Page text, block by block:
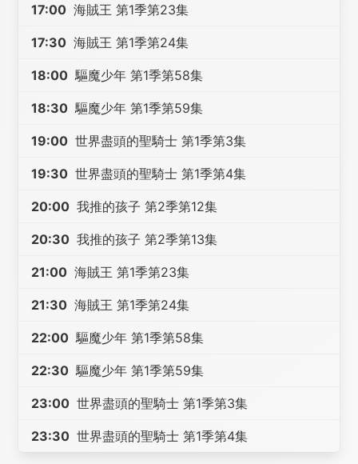
17:00 海賊王 第1季第23集
17:30 海賊王 第1季第24集
18:00 驅魔少年 第1季第58集
18:30 驅魔少年 第1季第59集
19:00 世界盡頭的聖騎士 第1季第3集
19:30 世界盡頭的聖騎士 第1季第4集
20:00 我推的孩子 第2季第12集
20:30 我推的孩子 第2季第13集
21:00 海賊王 第1季第23集
21:30 海賊王 第1季第24集
22:00 驅魔少年 第1季第58集
22:30 驅魔少年 第1季第59集
23:00 世界盡頭的聖騎士 第1季第3集
23:30 世界盡頭的聖騎士 第1季第4集